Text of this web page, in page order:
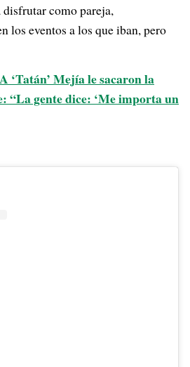
disfrutar como pareja,
los eventos a los que iban, pero
A ‘Tatán’ Mejía le sacaron la
“La gente dice: ‘Me importa un